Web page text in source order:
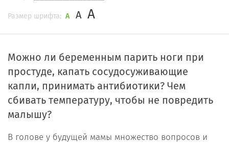
Размер шрифта: A A A
Можно ли беременным парить ноги при
простуде, капать сосудосуживающие
капли, принимать антибиотики? Чем
сбивать температуру, чтобы не повредить
малышу?
В голове у будущей мамы множество вопросов и